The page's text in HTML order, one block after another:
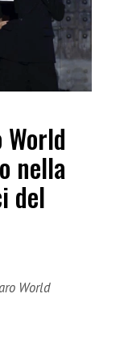
nella
del
World